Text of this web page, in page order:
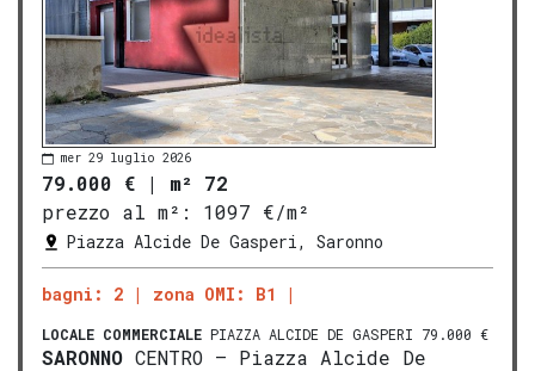
mer 29 luglio 2026
79.000 € | m² 72
prezzo al m²:
1097 €/m²
Piazza Alcide De Gasperi, Saronno
bagni: 2 zona OMI: B1
LOCALE COMMERCIALE PIAZZA ALCIDE DE GASPERI 79.000 €
SARONNO CENTRO – Piazza Alcide De